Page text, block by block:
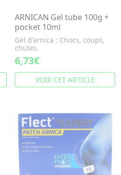
ARNICAN Gel tube 100g +
pocket 10ml
Gel d'arnica : Chocs, coups,
chutes.
6,73€
VOIR CET ARTICLE